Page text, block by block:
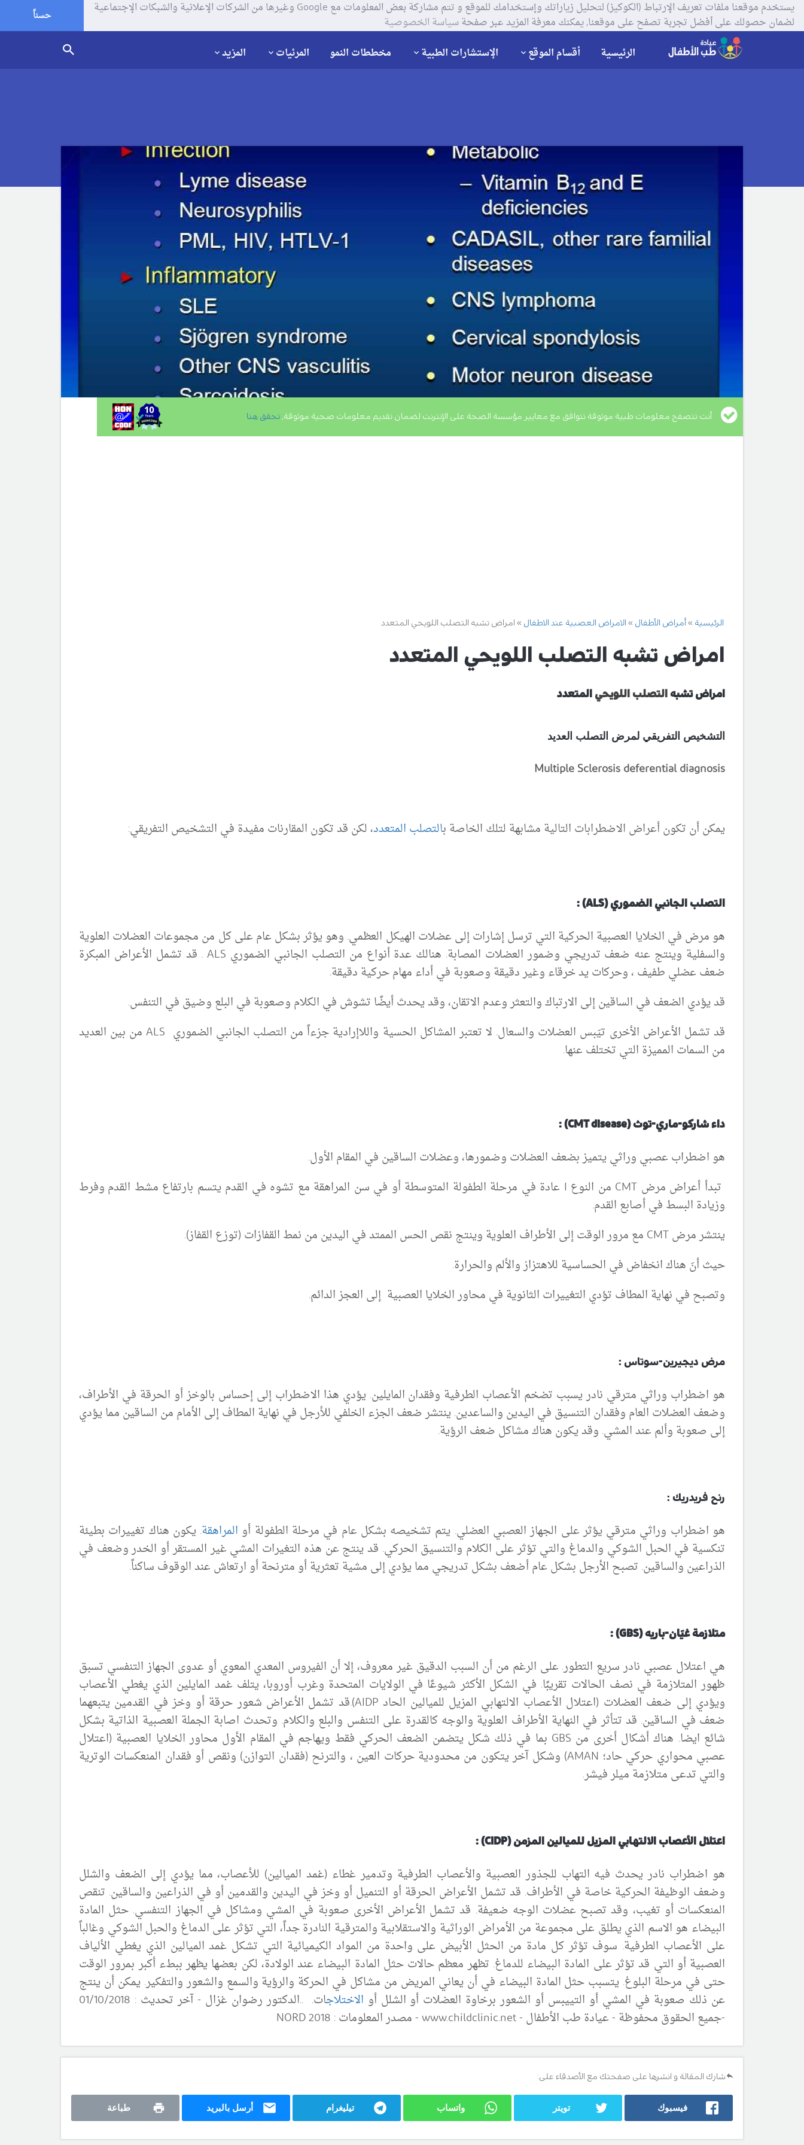
يستخدم موقعنا ملفات تعريف الإرتباط (الكوكيز) لتحليل زياراتك وإستخدامك للموقع و تتم مشاركة بعض المعلومات مع Google وغيرها من الشركات الإعلانية والشبكات الإجتماعية
لضمان حصولك على أفضل تجربة تصفح على موقعنا, يمكنك معرفة المزيد عبر صفحةسياسة الخصوصية حسناً
الرئيسية أقسام الموقع الإستشارات الطبية مخططات النمو المرئيات المزيد
أنت تتصفح معلومات طبية موثوقة تتوافق مع معايير مؤسسة الصحة على الإنترنت لضمان تقديم معلومات صحية موثوقة, تحقق هنا.
الرئيسية أمراض الأطفال الامراض العصبية عند الاطفال امراض تشبه التصلب اللويحي المتعدد
امراض تشبه التصلب اللويحي المتعدد
امراض تشبه التصلب اللويحي المتعدد
التشخيص التفريقي لمرض التصلب العديد
Multiple Sclerosis deferential diagnosis
يمكن أن تكون أعراض الاضطرابات التالية مشابهة لتلك الخاصة بالتصلب المتعدد، لكن قد تكون المقارنات مفيدة في التشخيص التفريقي:
التصلب الجانبي الضموري (ALS
) :
هو مرض في الخلايا العصبية الحركية التي ترسل إشارات إلى عضلات الهيكل العظمي. وهويؤثر بشكل عام على كل من مجموعات العضلات العلوية
والسفلية وينتج عنه ضعف تدريجي وضمور العضلات المصابة. هنالك عدة أنواع من التصلب الجانبي الضموري ALS. قد تشمل الأعراض المبكرة
ضعف عضلي طفيف ، وحركات يد خرقاء وغير دقيقة وصعوبة في أداء مهام حركية دقيقة.
قد يؤدي الضعف في الساقين إلى الارتباك والتعثروعدم الاتقان، وقد يحدث أيضًا تشوش في الكلام وصعوبة في البلع وضيق في التنفس.
قد تشمل الأعراض الأخرى تيَبس العضلات والسعال. لا تعتبر المشاكل الحسية واللاإرادية جزءاً من التصلب الجانبي الضموري ALSمن بين العديد
من السمات المميزة التي تختلف عنها.
داء شاركو-ماري-توث (CMT disease
) :
هو اضطراب عصبي وراثي يتميز بضعف العضلات وضمورها، وعضلات الساقين في المقام الأول.
ﺗﺒﺪأ أﻋﺮاض ﻣﺮض CMT ﻣﻦ اﻟﻨﻮع I عادة ﻓﻲ ﻣﺮﺣﻠﺔ اﻟﻄﻔﻮﻟﺔ اﻟﻤﺘﻮﺳﻄﺔ أو ﻓﻲ ﺳﻦ اﻟﻤﺮاﻫﻘﺔ ﻣﻊ ﺗﺸﻮﻩ ﻓﻲ اﻟﻘﺪم ﻳﺘﺴﻢ ﺑﺎرﺗﻔﺎع مشط القدم وفرط
وزيادة البسط في أصابع القدم.
ينتشر مرضCMT مع مرور الوقت إلى الأطراف العلوية وينتج نقص الحس الممتد في اليدين من نمط القفازات (توزع القفاز).
حيث أنَ هناك انخفاض في الحساسية للاهتزاز والألم والحرارة.
وتصبح في نهاية المطاف تؤدي التغييرات الثانوية في محاور الخلايا العصبية إلى العجز الدائم.
مرض ديجيرين-سوتاس :
هو اضطراب وراثي مترقي نادر يسبب تضخم الأعصاب الطرفية وفقدان المايلين. يؤدي هذا الاضطراب إلى إحساس بالوخز أو الحرقة في الأطراف،
وضعف العضلات العام وفقدان التنسيق في اليدين والساعدين. ينتشر ضعف الجزء الخلفي للأرجل في نهاية المطاف إلى الأمام من الساقين مما يؤدي
إلى صعوبة وألم عند المشي. وقد يكون هناك مشاكل ضعف الرؤية.
رنح فريدريك :
هو اضطراب وراثي مترقي يؤثر على الجهاز العصبي العضلي. يتم تشخيصه بشكل عام في مرحلة الطفولة أو المراهقة. يكون هناك تغييرات بطيئة
تنكسية في الحبل الشوكي والدماغ والتي تؤثر على الكلام والتنسيق الحركي. قد ينتج عن هذه التغيرات المشي غير المستقر أو الخدر وضعف في
الذراعين والساقين. تصبح الأرجل بشكل عام أضعف بشكل تدريجي مما يؤدي إلى مشية تعثرية أو مترنحة أو ارتعاش عند الوقوف ساكناً.
متلازمة غيَان-باريه (GBS
) :
هي اعتلال عصبي نادر سريع التطور. على الرغم من أن السبب الدقيق غير معروف، إلا أن الفيروس المعدي المعوي أو عدوى الجهاز التنفسي تسبق
ظهور المتلازمة في نصف الحالات تقريبًا. في الشكل الأكثر شيوعًا في الولايات المتحدة وغرب أوروبا، يتلف غمد المايلين الذي يغطي الأعصاب
ويؤدي إلى ضعف العضلات (اعتلال الأعصاب الالتهابي المزيل للميالين الحاد AIDP).قد تشمل الأعراض شعور حرقة أو وخز في القدمين يتبعهما
ضعف في الساقين. قد تتأثر في النهاية الأطراف العلوية والوجه كالقدرة على التنفس والبلع والكلام. وتحدث اصابة الجملة العصبية الذاتية بشكل
شائع ايضا. هناك أشكال أخرى من GBS بما في ذلك شكل يتضمن الضعف الحركي فقط ويهاجم في المقام الأول محاور الخلايا العصبية (اعتلال
عصبي محواري حركي حاد؛ AMAN) وشكل آخر يتكون من محدوديةحركات العين ، والترنح (فقدان التوازن) ونقص أو فقدان المنعكسات الوترية
والتي تدعى متلازمة ميلر فيشر.
اعتلال الأعصاب الالتهابي المزيل للميالين المزمن (CIDP
)
:
هو اضطراب نادر يحدث فيه التهاب للجذور العصبية والأعصاب الطرفية وتدمير غطاء (غمد الميالين) للأعصاب، مما يؤدي إلى الضعف والشلل
وضعف الوظيفة الحركية خاصة في الأطراف. قد تشمل الأعراض الحرقة أو التنميل أو وخز في اليدين والقدمين أو في الذراعين والساقين. تنقص
المنعكسات أو تغيب، وقد تصبح عضلات الوجه ضعيفة. قد تشمل الأعراض الأخرى صعوبة في المشي ومشاكل في الجهاز التنفسي. حثل المادة
البيضاء هو الاسم الذي يطلق على مجموعة من الأمراض الوراثية والاستقلابية والمترقية النادرة جداً، التي تؤثر على الدماغ والحبل الشوكي وغالباً
على الأعصاب الطرفية. سوف تؤثر كل مادة من الحثل الأبيض على واحدة من المواد الكيميائية التي تشكل غمد الميالين الذي يغطي الألياف
العصبية أو التي قد تؤثر على المادة البيضاء للدماغ. تظهر معظم حالاتحثل المادة البيضاء عند الولادة، لكن بعضها يظهرببطءأكبر بمرور الوقت
حتى في مرحلة البلوغ. يتسبب حثل المادة البيضاء في أن يعاني المريض من مشاكل في الحركة والرؤية والسمع والشعور والتفكير. يمكن أن ينتج
عن ذلك صعوبة في المشي أو التييبس أو الشعور برخاوة العضلات أو الشلل أو الاختلاجات.
..الدكتور رضوان غزال - آخر تحديث : 01/10/2018
-جميع الحقوق محفوظة - عيادة طب الأطفال - www.childclinic.net - مصدر المعلومات : NORD 2018
شارك المقالة و انشرها على صفحتك مع الأصدقاء على:
فيسبوك تويتر واتساب تيليغرام أرسل بالبريد طباعة